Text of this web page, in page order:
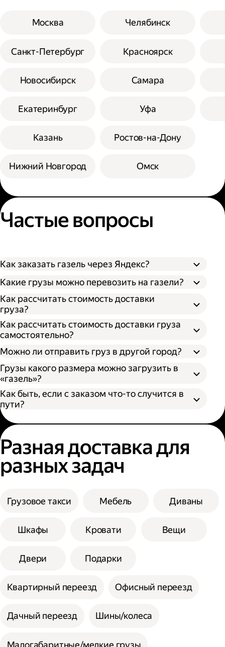
Москва
Санкт-Петербург
Новосибирск
Екатеринбург
Казань
Нижний Новгород
Челябинск
Красноярск
Самара
Уфа
Ростов-на-Дону
Омск
Частые вопросы
Как заказать газель через Яндекс?
Какие грузы можно перевозить на газели?
Как рассчитать стоимость доставки
груза?
Как рассчитать стоимость доставки груза
самостоятельно?
Можно ли отправить груз в другой город?
Грузы какого размера можно загрузить в
«газель»?
Как быть, если с заказом что-то случится в
пути?
Разная доставка для
разных задач
Грузовое такси Мебель Диваны
Шкафы Кровати Вещи
Двери Подарки
Квартирный переезд Офисный переезд
Дачный переезд Шины/колеса
Малогабаритные/мелкие грузы